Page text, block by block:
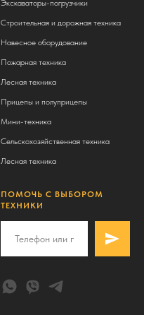
Экскаваторы-погрузчики
Строительная и дорожная техника
Навесное оборудование
Пожарная техника
Лесная техника
Прицепы и полуприцепы
Мини-техника
Сельскохозяйственная техника
Лесная техника
ПОМОЧЬ С ВЫБОРОМ
ТЕХНИКИ